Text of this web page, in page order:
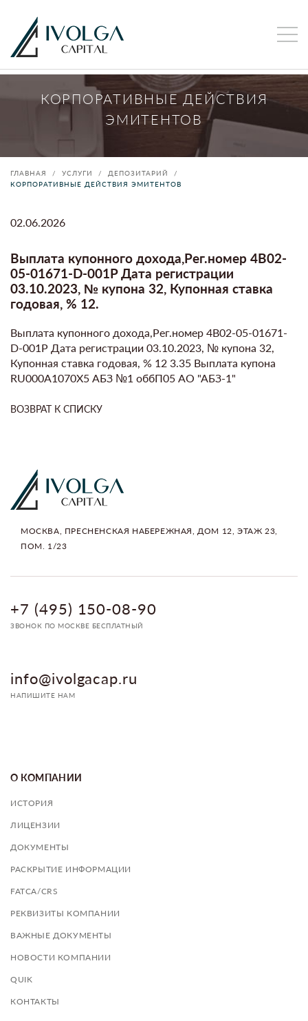
КОРПОРАТИВНЫЕ ДЕЙСТВИЯ
ЭМИТЕНТОВ
ГЛАВНАЯ УСЛУГИ
ДЕПОЗИТАРИЙ
КОРПОРАТИВНЫЕ ДЕЙСТВИЯ ЭМИТЕНТОВ
02.06.2026
Выплата купонного дохода,Рег.номер 4B02-
05-01671-D-001P Дата регистрации
03.10.2023, № купона 32, Купонная ставка
годовая, % 12.
Выплата купонного дохода,Рег.номер 4B02-05-01671-
D-001P Дата регистрации 03.10.2023, № купона 32,
Купонная ставка годовая, % 12 3.35 Выплата купона
RU000A1070X5 АБЗ №1 оббП05 АО "АБЗ-1"
ВОЗВРАТ К СПИСКУ
МОСКВА, ПРЕСНЕНСКАЯ НАБЕРЕЖНАЯ, ДОМ 12, ЭТАЖ 23,
ПОМ. 1/23
+7 (495) 150-08-90
ЗВОНОК ПО МОСКВЕ БЕСПЛАТНЫЙ
info@ivolgacap.ru
НАПИШИТЕ НАМ
О КОМПАНИИ
ИСТОРИЯ
ЛИЦЕНЗИИ
ДОКУМЕНТЫ
РАСКРЫТИЕ ИНФОРМАЦИИ
FATCA/CRS
РЕКВИЗИТЫ КОМПАНИИ
ВАЖНЫЕ ДОКУМЕНТЫ
НОВОСТИ КОМПАНИИ
QUIK
КОНТАКТЫ